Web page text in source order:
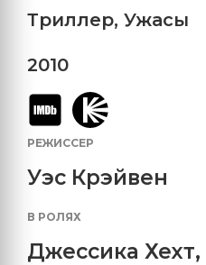
Триллер, Ужасы
2010
РЕЖИССЕР
Уэс Крэйвен
В РОЛЯХ
Джессика Хехт,